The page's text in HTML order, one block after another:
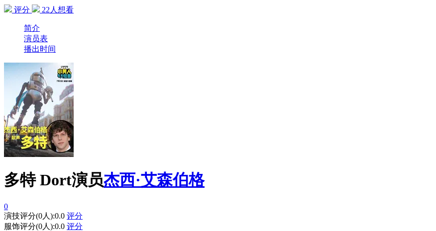
评分 22 人想看
简介
演员表
播出时间
多特 Dort演员杰西·艾森伯格
0
演技评分(0人):0.0 评分
服饰评分(0人):0.0 评分